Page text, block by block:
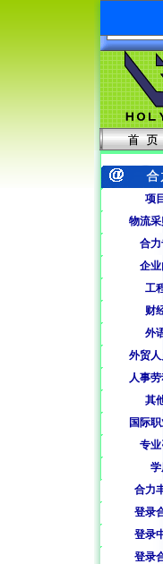
项
物流
合力
企业
工
财
外
外贸
人事
其
国际
专业
学
合力
登录
登录
登录